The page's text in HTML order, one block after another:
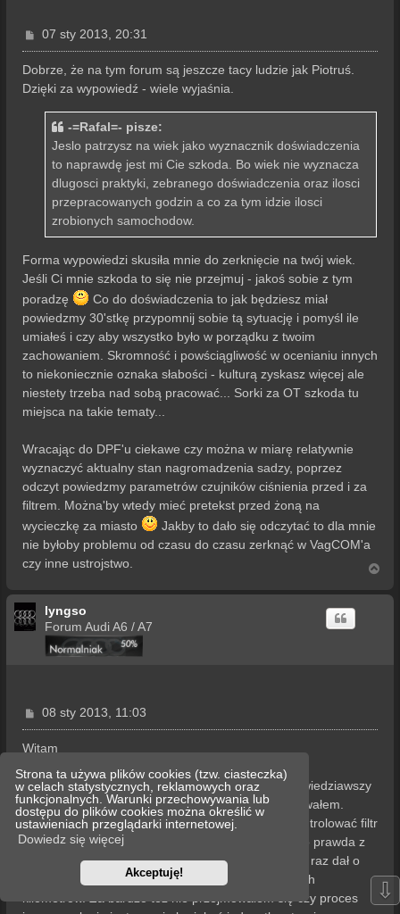
Strona ta używa plików cookies (tzw. ciasteczka)
w celach statystycznych, reklamowych oraz
funkcjonalnych. Warunki przechowywania lub
dostępu do plików cookies można określić w
ustawieniach przeglądarki internetowej.
Dowiedz się więcej
Akceptuję!
P
o
s
t
07 sty 2013, 20:31
Dobrze, że na tym forum są jeszcze tacy ludzie jak Piotruś.
Dzięki za wypowiedź - wiele wyjaśnia.
-=Rafal=- pisze:
Jeslo patrzysz na wiek jako wyznacznik doświadczenia
to naprawdę jest mi Cie szkoda. Bo wiek nie wyznacza
dlugosci praktyki, zebranego doświadczenia oraz ilosci
przepracowanych godzin a co za tym idzie ilosci
zrobionych samochodow.
Forma wypowiedzi skusiła mnie do zerknięcie na twój wiek.
Jeśli Ci mnie szkoda to się nie przejmuj - jakoś sobie z tym
poradzę
Co do doświadczenia to jak będziesz miał
powiedzmy 30'stkę przypomnij sobie tą sytuację i pomyśl ile
umiałeś i czy aby wszystko było w porządku z twoim
zachowaniem. Skromność i powściągliwość w ocenianiu innych
to niekoniecznie oznaka słabości - kulturą zyskasz więcej ale
niestety trzeba nad sobą pracować... Sorki za OT szkoda tu
miejsca na takie tematy...
Wracając do DPF'u ciekawe czy można w miarę relatywnie
wyznaczyć aktualny stan nagromadzenia sadzy, poprzez
odczyt powiedzmy parametrów czujników ciśnienia przed i za
filtrem. Można'by wtedy mieć pretekst przed żoną na
wycieczkę za miasto
Jakby to dało się odczytać to dla mnie
nie byłoby problemu od czasu do czasu zerknąć w VagCOM'a
czy inne ustrojstwo.
g
lyngso
Forum Audi A6 / A7
P
o
s
08 sty 2013, 11:03
Witam
Co prawda A6 mam od niedawna ale szczerze powiedziawszy
nie przejmowałem sie zbytnio DPFem jak go kupowałem.
Tak jak kolegaPiotruśsugeruje, nie ma sensu kontrolować filtr
i stan jego zapełnienia. Poprzednie auto miałem co prawda z
filtrem tzw mokrym FAP z koncernu PSA i pierwszy raz dał o
sobie znac dopiero w okolicach 120k przejechanych
kilometrów. Za bardzo też nie przejmowałem się czy proces
⇩